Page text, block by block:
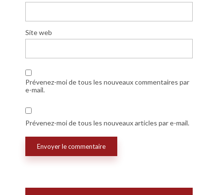
Site web
Prévenez-moi de tous les nouveaux commentaires par
e-mail.
Prévenez-moi de tous les nouveaux articles par e-mail.